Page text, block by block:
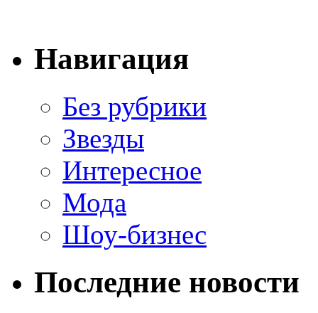
Навигация
Без рубрики
Звезды
Интересное
Мода
Шоу-бизнес
Последние новости